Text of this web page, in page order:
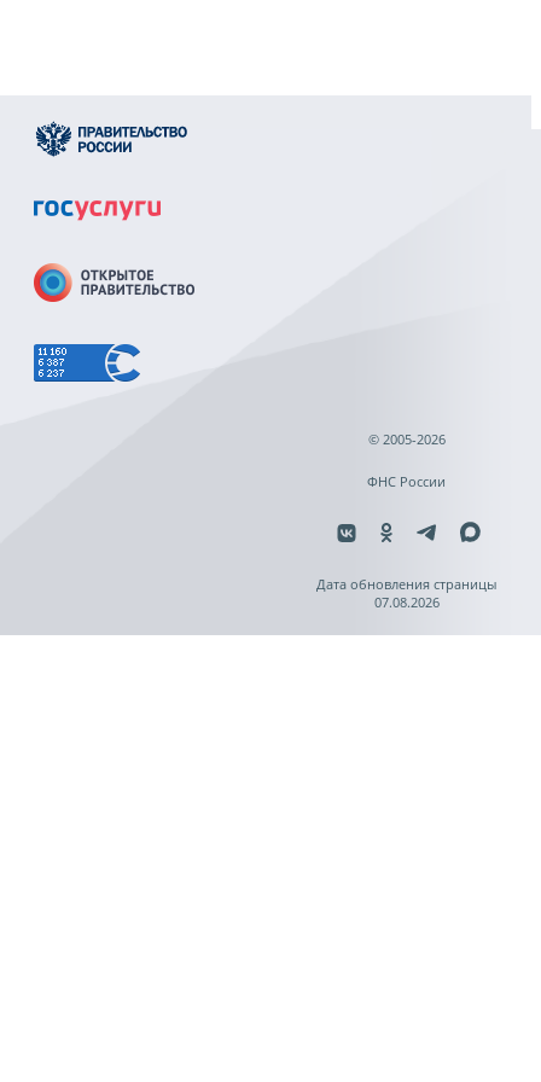
© 2005-2026
ФНС России
Дата обновления страницы
07.08.2026